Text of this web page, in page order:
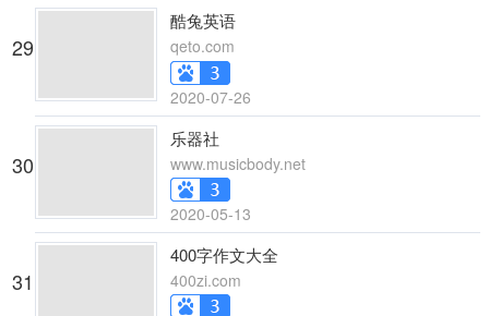
29
酷兔英语
qeto.com
2020-07-26
30
乐器社
www.musicbody.net
2020-05-13
31
400字作文大全
400zi.com